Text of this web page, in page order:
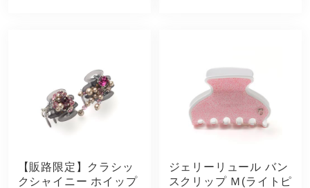
【販路限定】クラシッ
クシャイニー ホイップ
ジェリーリュール バン
スクリップ Ｍ(ライトピ